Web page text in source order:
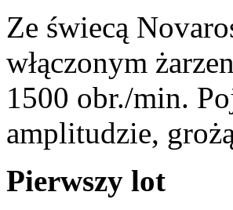
Ze świecą
włączonym
1500 obr./min.
amplitudzie,
Pierwszy lot